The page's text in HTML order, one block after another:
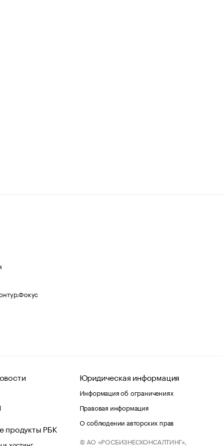
продукты РБК
хостинг
Юридическая информация
Информация об ограничениях
Правовая информация
О соблюдении авторских прав
© АО «РОСБИЗНЕСКОНСАЛТИНГ»,